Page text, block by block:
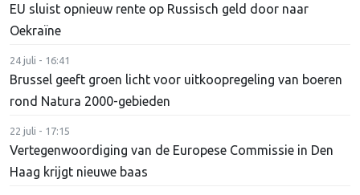
EU sluist opnieuw rente op Russisch geld door naar
Oekraïne
24 juli - 16:41
Brussel geeft groen licht voor uitkoopregeling van boeren
rond Natura 2000-gebieden
22 juli - 17:15
Vertegenwoordiging van de Europese Commissie in Den
Haag krijgt nieuwe baas